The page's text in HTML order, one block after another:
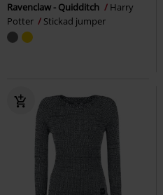
Ravenclaw - Quidditch
Harry
Potter
Stickad jumper